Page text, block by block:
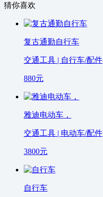
猜你喜欢
复古通勤自行车
交通工具 | 自行车/配件
880元
雅迪电动车，
交通工具 | 电动车/配件
3800元
自行车